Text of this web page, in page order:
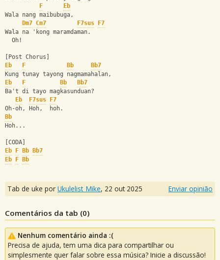
F
Eb
Wala nang maibubuga,
Dm7 Cm7 F7sus
F7
Wala na 'kong maramdaman.
  Oh!
[Post Chorus]
Eb
F Bb
Bb7
Kung tunay tayong nagmamahalan,
Eb
F Bb
Bb7
Ba't di tayo magkasunduan?
Eb
F7sus
F7
Oh-oh, Hoh,  hoh.
Bb
Hoh...
[CODA]
Eb
F Bb
Bb7
Eb
F Bb
Tab de uke por Ukulelist_Mike, 22 out 2025 Enviar opinião
Comentários da tab (0)
Nenhum comentário ainda :(
Precisa de ajuda, tem uma dica para compartilhar ou
simplesmente quer falar sobre essa música? Inicie a discussão!